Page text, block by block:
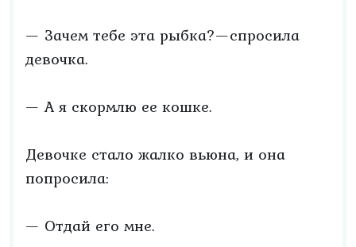
— Зачем тебе эта рыбка?—спросила
девочка.
— А я скормлю ее кошке.
Девочке стало жалко вьюна, и она
попросила:
— Отдай его мне.